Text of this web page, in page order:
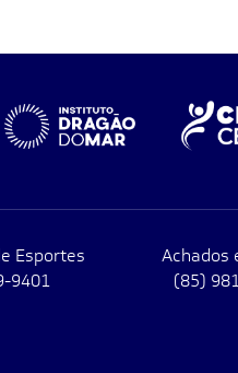
Esportes
9401
Achados
(85)